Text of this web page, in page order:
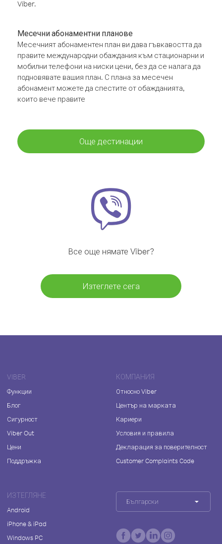
Viber.
Месечни абонаментни планове
Месечният абонаментен план ви дава гъвкавостта да
правите международни обаждания към стационарни и
мобилни телефони на ниски цени, без да се налага да
подновявате вашия план. С плана за месечен
абонамент можете да спестите от обажданията,
които вече правите
Още дестинации
Все още нямате Viber?
Изтеглете сега
VIBER
Функции
Блог
Сигурност
Viber Out
Цени
Поддръжка
КОМПАНИЯ
Относно Viber
Център на марката
Кариери
Условия и правила
Декларация за поверителност
Customer Complaints Code
ИЗТЕГЛЯНЕ
Android
iPhone & iPad
Windows PC
Български